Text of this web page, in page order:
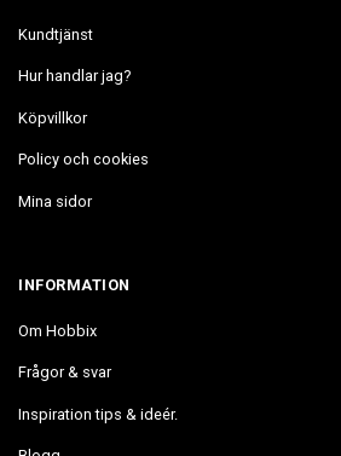
Kundtjänst
Hur handlar jag?
Köpvillkor
Policy och cookies
Mina sidor
INFORMATION
Om Hobbix
Frågor & svar
Inspiration tips & ideér.